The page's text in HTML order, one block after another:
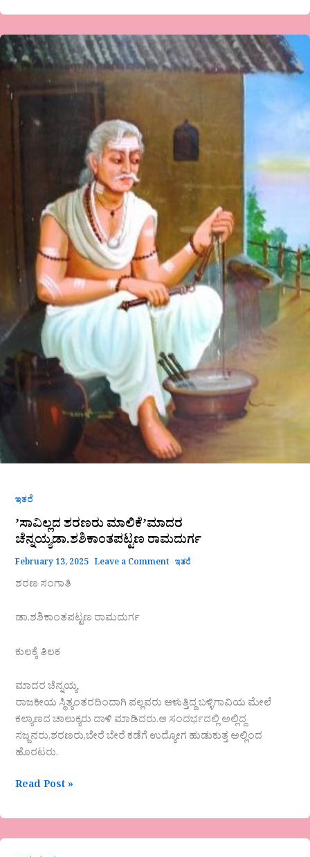
ಇತರೆ
ʼಸಾವಿಲ್ಲದ ಶರಣರು ಮಾಲಿಕೆʼಮಾದರ
ಚೆನ್ನಯ್ಯಡಾ.ಶಶಿಕಾಂತಪಟ್ಟಣ ರಾಮದುರ್ಗ
February 13, 2025 Leave a Comment ಇತರೆ
ಶರಣ ಸಂಗಾತಿ
ಡಾ.ಶಶಿಕಾಂತಪಟ್ಟಣ ರಾಮದುರ್ಗ
ಕುಲಕ್ಕೆ ತಿಲಕ
ಮಾದರ ಚೆನ್ನಯ್ಯ
ರಾಜಕೀಯ ಸ್ಥಿತ್ಯಂತರದಿಂದಾಗಿ ಪಲ್ಲವರು ಆಳುತ್ತಿದ್ದ ಬಳ್ಳಿಗಾವಿಯ ಮೇಲೆ
ಕಲ್ಯಾಣದ ಚಾಲುಕ್ಯರು ದಾಳಿ ಮಾಡಿದರು.ಆ ಸಂದರ್ಭದಲ್ಲಿ ಅಲ್ಲಿದ್ದ
ಸಜ್ಜನರು,ಶರಣರು,ಬೇರೆ ಬೇರೆ ಕಡೆಗೆ ಉದ್ಯೋಗ ಹುಡುಕುತ್ತ ಅಲ್ಲಿಂದ
ಹೊರಟರು.
ʼಸಾವಿಲ್ಲದ
ಶರಣರು
ಮಾಲಿಕೆʼಮಾದರ
ಚೆನ್ನಯ್ಯಡಾ.ಶಶಿಕಾಂತಪಟ್ಟಣ
Read Post »